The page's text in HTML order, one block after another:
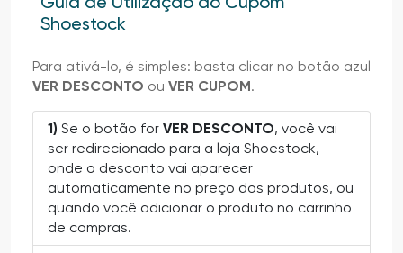
Shoestock
Para ativá-lo, é simples: basta clicar no botão azul
VER DESCONTO ou VER CUPOM.
1) Se o botão for VER DESCONTO, você vai
ser redirecionado para a loja Shoestock,
onde o desconto vai aparecer
automaticamente no preço dos produtos, ou
quando você adicionar o produto no carrinho
de compras.